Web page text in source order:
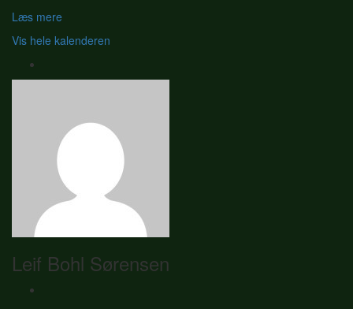
Læs mere
Vis hele kalenderen
Leif Bohl Sørensen